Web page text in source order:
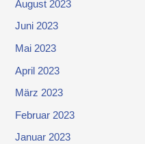
August 2023
Juni 2023
Mai 2023
April 2023
März 2023
Februar 2023
Januar 2023